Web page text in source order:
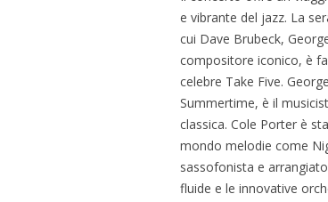
e vibrante del jazz. La
cui Dave Brubeck,
compositore iconico, è
celebre Take Five.
Summertime, è il
classica. Cole Porter è
mondo melodie come
sassofonista e
fluide e le innovative